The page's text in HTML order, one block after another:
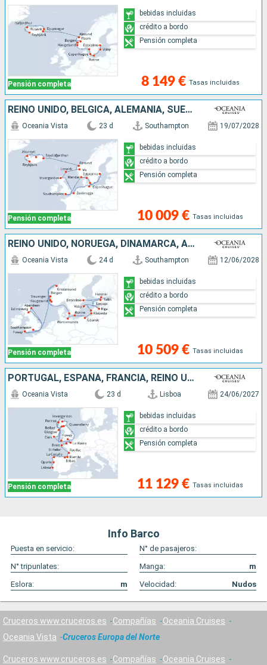
Pensión completa 8 149 € Tasas incluidas
bebidas incluidas
crédito a bordo
Pensión completa
REINO UNIDO, BÉLGICA, ALEMANIA, SUECIA, DINAMARCA, NORUEGA, ISLANDIA
Pensión completa
Oceania Vista 23 d Southampton 19/07/2028
10 009 € Tasas incluidas
bebidas incluidas
crédito a bordo
Pensión completa
REINO UNIDO, NORUEGA, DINAMARCA, ALEMANIA, POLONIA, LITUANIA, LETONIA, ESTONIA, FINLANDIA, SUECIA
Pensión completa
Oceania Vista 24 d Southampton 12/06/2028
10 509 € Tasas incluidas
bebidas incluidas
crédito a bordo
Pensión completa
PORTUGAL, ESPAÑA, FRANCIA, REINO UNIDO, IRLANDA
Pensión completa
Oceania Vista 23 d Lisboa 24/06/2027
11 129 € Tasas incluidas
bebidas incluidas
crédito a bordo
Pensión completa
Info Barco
Puesta en servicio:
N° de pasajeros:
N° tripunlates:
Manga:
m
Eslora:
m Velocidad: Nudos
Cruceros www.cruceros.es Compañías
Oceania Cruises
Oceania Vista
Cruceros Europa del Norte
Cruceros www.cruceros.es Compañías
Oceania Cruises